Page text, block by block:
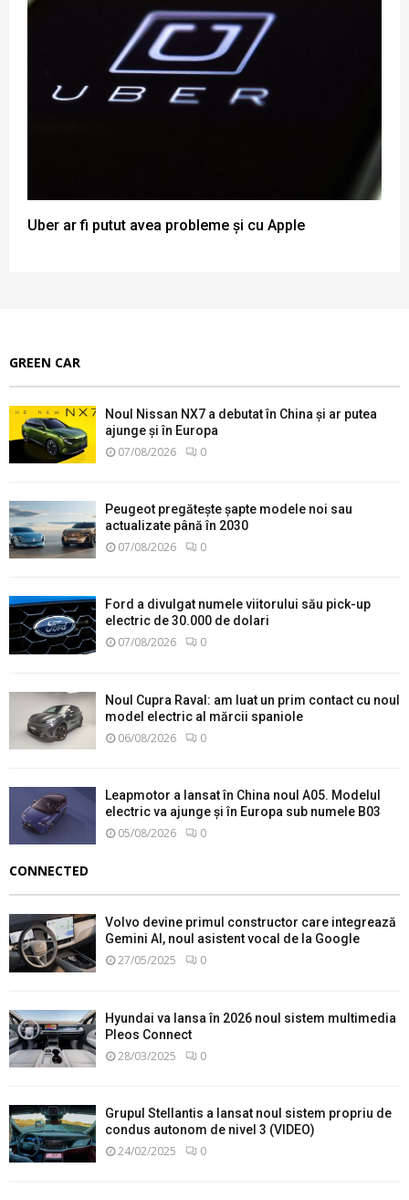
Uber ar fi putut avea probleme și cu Apple
GREEN CAR
Noul Nissan NX7 a debutat în China și ar putea
ajunge și în Europa
07/08/2026 0
Peugeot pregătește șapte modele noi sau
actualizate până în 2030
07/08/2026 0
Ford a divulgat numele viitorului său pick-up
electric de 30.000 de dolari
07/08/2026 0
Noul Cupra Raval: am luat un prim contact cu noul
model electric al mărcii spaniole
06/08/2026 0
Leapmotor a lansat în China noul A05. Modelul
electric va ajunge și în Europa sub numele B03
05/08/2026 0
CONNECTED
Volvo devine primul constructor care integrează
Gemini AI, noul asistent vocal de la Google
27/05/2025 0
Hyundai va lansa în 2026 noul sistem multimedia
Pleos Connect
28/03/2025 0
Grupul Stellantis a lansat noul sistem propriu de
condus autonom de nivel 3 (VIDEO)
24/02/2025 0